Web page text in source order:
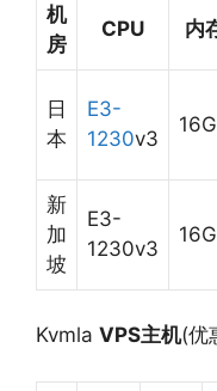
机
房
CPU 内
日
本
E3-
1230v3
新
加
坡
E3-
1230v3
Kvmla VPS主机(优